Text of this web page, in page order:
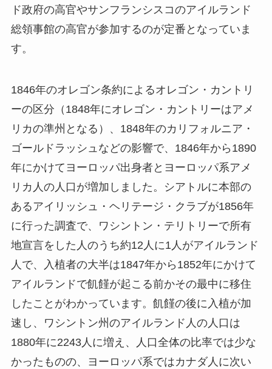
ド政府の高官やサンフランシスコのアイルランド
総領事館の高官が参加するのが定番となっていま
す。
1846年のオレゴン条約によるオレゴン・カントリ
ーの区分（1848年にオレゴン・カントリーはアメ
リカの準州となる）、1848年のカリフォルニア・
ゴールドラッシュなどの影響で、1846年から1890
年にかけてヨーロッパ出身者とヨーロッパ系アメ
リカ人の人口が増加しました。シアトルに本部の
あるアイリッシュ・ヘリテージ・クラブが1856年
に行った調査で、ワシントン・テリトリーで所有
地宣言をした人のうち約12人に1人がアイルランド
人で、入植者の大半は1847年から1852年にかけて
アイルランドで飢饉が起こる前かその最中に移住
したことがわかっています。飢饉の後に入植が加
速し、ワシントン州のアイルランド人の人口は
1880年に2243人に増え、人口全体の比率では少な
かったものの、ヨーロッパ系ではカナダ人に次い